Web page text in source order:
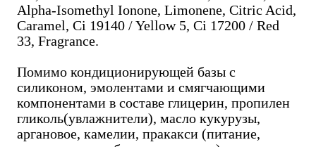
Alpha-Isomethyl Ionone, Limonene, Citric Acid,
Caramel, Ci 19140 / Yellow 5, Ci 17200 / Red
33, Fragrance.
Помимо кондиционирующей базы с
силиконом, эмолентами и смягчающими
компонентами в составе глицерин, пропилен
гликоль(увлажнители), масло кукурузы,
аргановое, камелии, пракакси (питание,